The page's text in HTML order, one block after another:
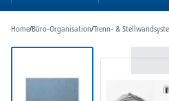
Home/Büro-Organisation/Trenn- &